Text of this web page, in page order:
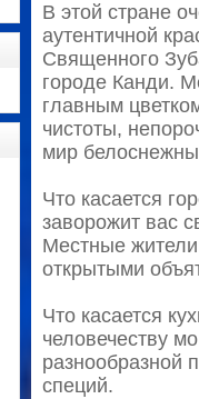
В этой стране
аутентичной
Священного
городе Канди.
главным
чистоты,
мир
Что касается
заворожит вас
Местные
открытыми
Что касается
человечеству
разнообразной
специй.